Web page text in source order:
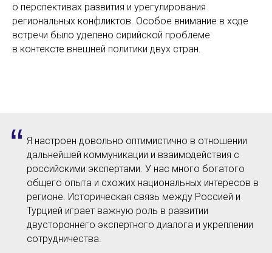
о перспективах развития и урегулирования
региональных конфликтов. Особое внимание в ходе
встречи было уделено сирийской проблеме
в контексте внешней политики двух стран.
“ Я настроен довольно оптимистично в отношении
дальнейшей коммуникации и взаимодействия с
российскими экспертами. У нас много богатого
общего опыта и схожих национальных интересов в
регионе. Историческая связь между Россией и
Турцией играет важную роль в развитии
двустороннего экспертного диалога и укреплении
сотрудничества.